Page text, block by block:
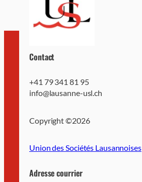
Contact
+41 79 341 81 95
info@lausanne-usl.ch
Copyright ©2026
Union des Sociétés Lausannoises
Adresse courrier